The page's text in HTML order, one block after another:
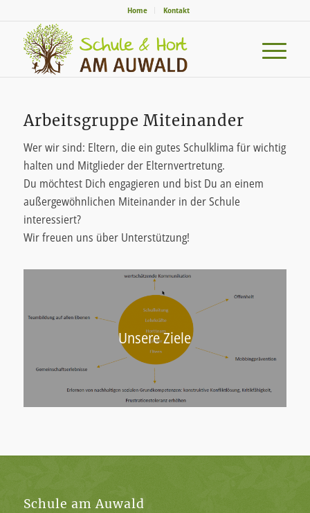
Home Kontakt
Arbeitsgruppe Miteinander
Wer wir sind: Eltern, die ein gutes Schulklima für wichtig
halten und Mitglieder der Elternvertretung.
Du möchtest Dich engagieren und bist Du an einem
außergewöhnlichen Miteinander in der Schule
interessiert?
Wir freuen uns über Unterstützung!
Unsere Ziele
Schule am Auwald